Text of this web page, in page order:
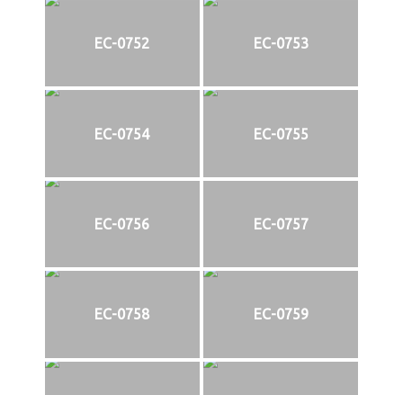
EC-0752 EC-0753
EC-0754 EC-0755
EC-0756 EC-0757
EC-0758 EC-0759